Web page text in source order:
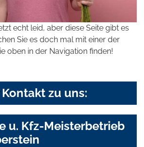
echt leid, aber diese Seite gibt es
Sie es doch mal mit einer der
oben in der Navigation finden!
zu uns:
u. Kfz-Meisterbetrieb